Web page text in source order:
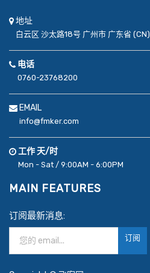
地址
白云区 沙太路18号 广州市 广东省 (CN)
电话
0760-23768200
EMAIL
info@fmker.com
工作 天/时
Mon - Sat / 9:00AM - 6:00PM
MAIN FEATURES
订阅最新消息:
订阅